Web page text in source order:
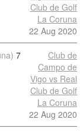
Club de Golf
La Coruna
22 Aug 2020
7
Club de
Campo de
Vigo vs Real
Club de Golf
La Coruna
22 Aug 2020